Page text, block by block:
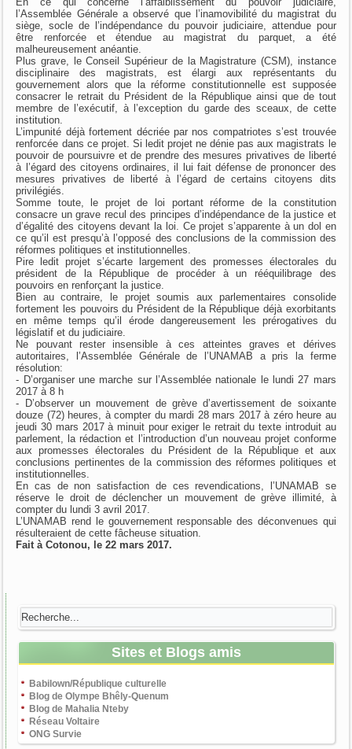
l’Assemblée Générale a observé que l’inamovibilité du magistrat du
siège, socle de l’indépendance du pouvoir judiciaire, attendue pour
être renforcée et étendue au magistrat du parquet, a été
malheureusement anéantie.
Plus grave, le Conseil Supérieur de la Magistrature (CSM), instance
disciplinaire des magistrats, est élargi aux représentants du
gouvernement alors que la réforme constitutionnelle est supposée
consacrer le retrait du Président de la République ainsi que de tout
membre de l’exécutif, à l’exception du garde des sceaux, de cette
institution.
L’impunité déjà fortement décriée par nos compatriotes s’est trouvée
renforcée dans ce projet. Si ledit projet ne dénie pas aux magistrats le
pouvoir de poursuivre et de prendre des mesures privatives de liberté
à l’égard des citoyens ordinaires, il lui fait défense de prononcer des
mesures privatives de liberté à l’égard de certains citoyens dits
privilégiés.
Somme toute, le projet de loi portant réforme de la constitution
consacre un grave recul des principes d’indépendance de la justice et
d’égalité des citoyens devant la loi. Ce projet s’apparente à un dol en
ce qu’il est presqu’à l’opposé des conclusions de la commission des
réformes politiques et institutionnelles.
Pire ledit projet s’écarte largement des promesses électorales du
président de la République de procéder à un rééquilibrage des
pouvoirs en renforçant la justice.
Bien au contraire, le projet soumis aux parlementaires consolide
fortement les pouvoirs du Président de la République déjà exorbitants
en même temps qu’il érode dangereusement les prérogatives du
législatif et du judiciaire.
Ne pouvant rester insensible à ces atteintes graves et dérives
autoritaires, l’Assemblée Générale de l’UNAMAB a pris la ferme
résolution:
- D’organiser une marche sur l’Assemblée nationale le lundi 27 mars
2017 à 8 h
- D’observer un mouvement de grève d’avertissement de soixante
douze (72) heures, à compter du mardi 28 mars 2017 à zéro heure au
jeudi 30 mars 2017 à minuit pour exiger le retrait du texte introduit au
parlement, la rédaction et l’introduction d’un nouveau projet conforme
aux promesses électorales du Président de la République et aux
conclusions pertinentes de la commission des réformes politiques et
institutionnelles.
En cas de non satisfaction de ces revendications, l’UNAMAB se
réserve le droit de déclencher un mouvement de grève illimité, à
compter du lundi 3 avril 2017.
L’UNAMAB rend le gouvernement responsable des déconvenues qui
résulteraient de cette fâcheuse situation.
Fait à Cotonou, le 22 mars 2017.
Sites et Blogs amis
Babilown/République culturelle
Blog de Olympe Bhêly-Quenum
Blog de Mahalia Nteby
Réseau Voltaire
ONG Survie